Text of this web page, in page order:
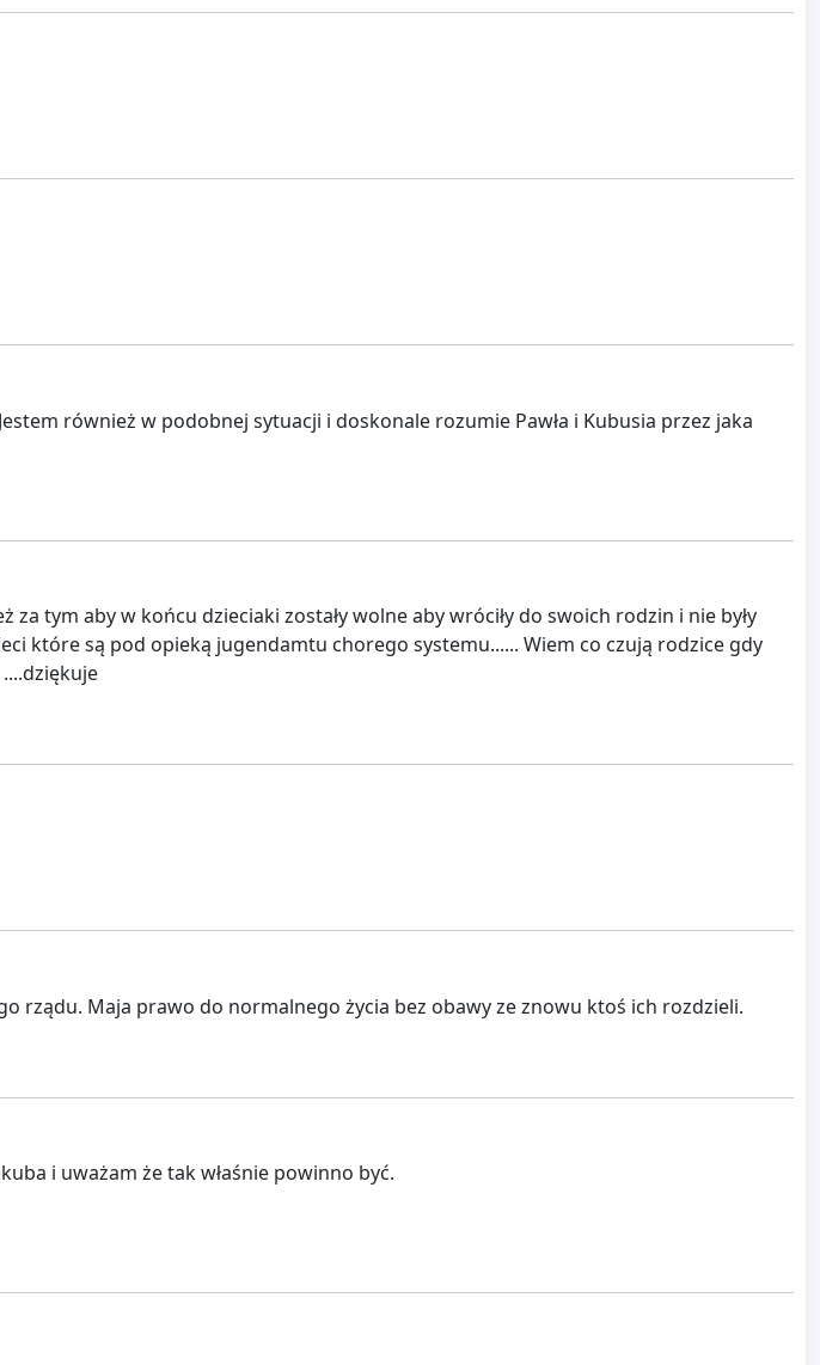
również w podobnej sytuacji i doskonale rozumie Pawła i Kubusia przez jaka
tym aby w końcu dzieciaki zostały wolne aby wróciły do swoich rodzin i nie były
które są pod opieką jugendamtu chorego systemu...... Wiem co czują rodzice gdy
rządu. Maja prawo do normalnego życia bez obawy ze znowu ktoś ich rozdzieli.
i uważam że tak właśnie powinno być.